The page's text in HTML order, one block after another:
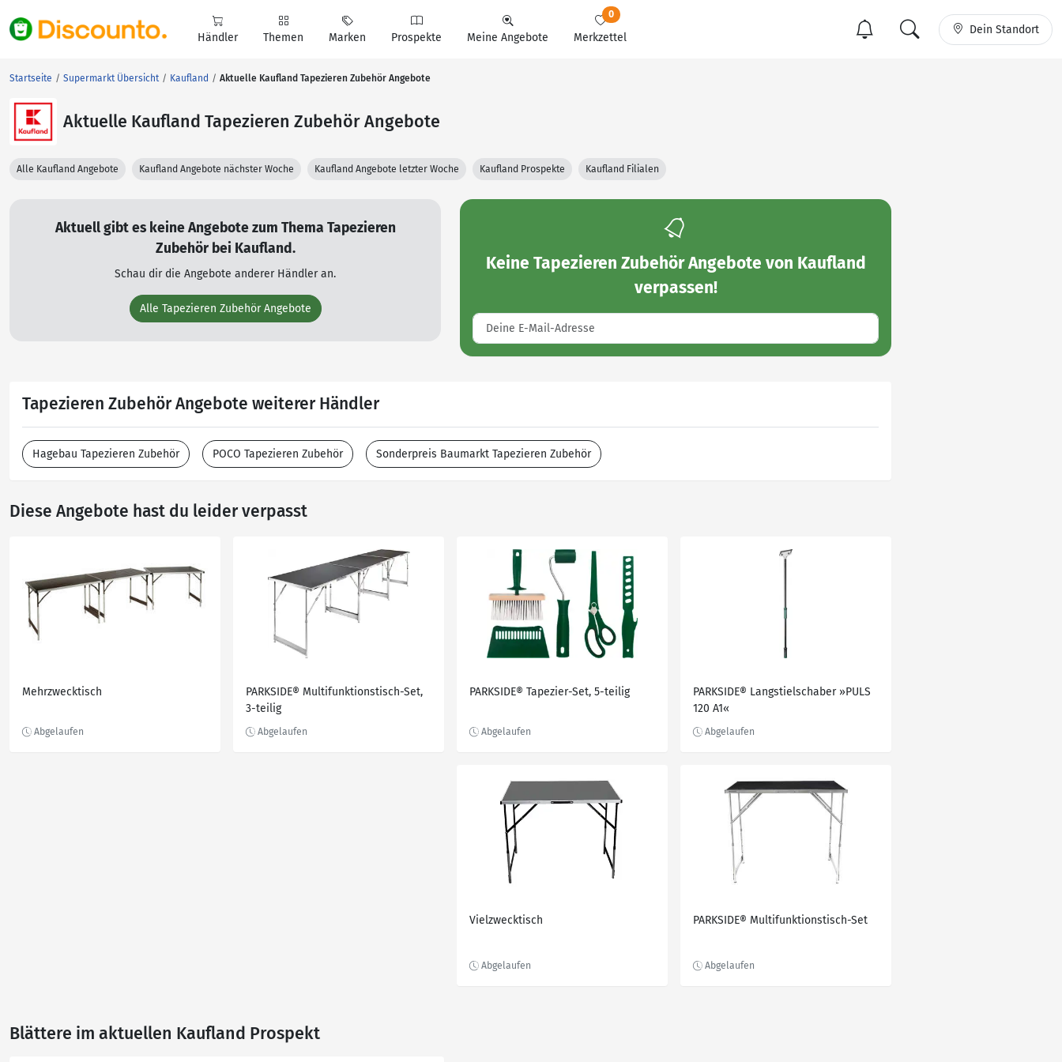
Händler Themen Marken Prospekte Meine Angebote Merkzettel
0
Dein Standort
Startseite Supermarkt Übersicht Kaufland Aktuelle Kaufland Tapezieren Zubehör Angebote
Aktuelle Kaufland Tapezieren Zubehör Angebote
Alle Kaufland Angebote Kaufland Angebote nächster Woche Kaufland Angebote letzter Woche Kaufland Prospekte Kaufland Filialen
Aktuell gibt es keine Angebote zum Thema Tapezieren
Zubehör bei Kaufland.
Schau dir die Angebote anderer Händler an.
Alle Tapezieren Zubehör Angebote
Keine Tapezieren Zubehör Angebote von Kaufland
verpassen!
Tapezieren Zubehör Angebote weiterer Händler
Hagebau Tapezieren Zubehör POCO Tapezieren Zubehör Sonderpreis Baumarkt Tapezieren Zubehör
Diese Angebote hast du leider verpasst
Mehrzwecktisch
PARKSIDE® Multifunktionstisch-Set,
3-teilig
PARKSIDE® Tapezier-Set, 5-teilig
PARKSIDE® Langstielschaber »PULS
120 A1«
Vielzwecktisch PARKSIDE® Multifunktionstisch-Set
Blättere im aktuellen Kaufland Prospekt